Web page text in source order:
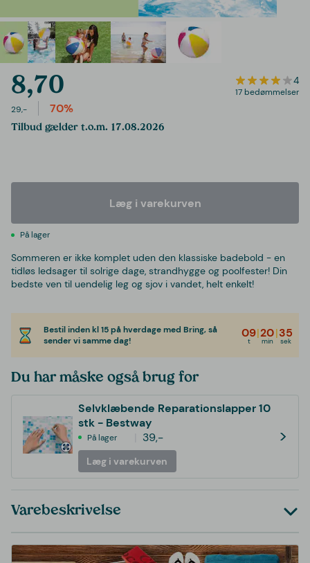
8,70
29,- 70%
Tilbud gælder t.o.m. 17.08.2026
4
17 bedømmelser
Læg i varekurven
På lager
Sommeren er ikke komplet uden den klassiske badebold - en
tidløs ledsager til solrige dage, strandhygge og poolfester! Din
bedste ven til uendelig leg og sjov i vandet, helt enkelt!
Bestil inden kl 15 på hverdage med Bring, så
sender vi samme dag!
09
t
|20
min
|35
sek
Du har måske også brug for
Selvklæbende Reparationslapper 10
stk - Bestway
På lager 39,-
Læg i varekurven
>
Varebeskrivelse